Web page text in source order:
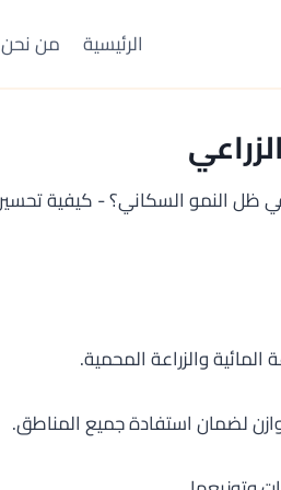
الرئيسية من نحن
المائية والزراعة المحمية.
لضمان استفادة جميع المناطق.